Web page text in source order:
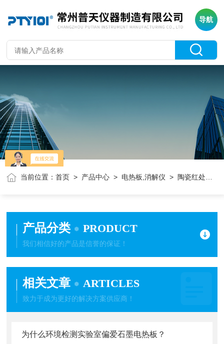
导航
当前位置：首页 > 产品中心 > 电热板,消解仪 > 陶瓷红处加热板
产品分类 PRODUCT
我们相信好的产品是信誉的保证！
相关文章 ARTICLES
致力于成为更好的解决方案供应商！
为什么环境检测实验室偏爱石墨电热板？